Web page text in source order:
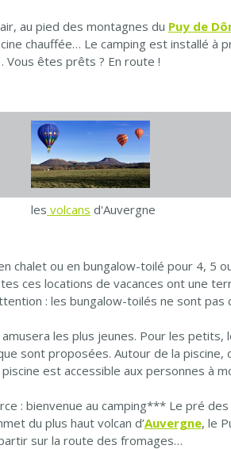
au pied des montagnes du Puy de
chauffée… Le camping est installé à
Vous êtes prêts ? En route !
les volcans d'Auvergne
chalet ou en bungalow-toilé pour 4, 5
ces locations de vacances ont une
: les bungalow-toilés ne sont pas
les plus jeunes. Pour les petits,
sont proposées. Autour de la piscine,
est accessible aux personnes à
: bienvenue au camping*** Le pré
du plus haut volcan d’Auvergne, le
sur la route des fromages…